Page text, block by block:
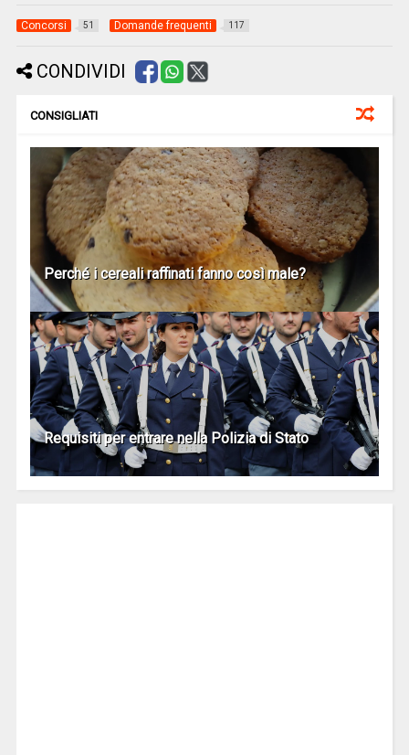
Concorsi 51 Domande frequenti 117
CONDIVIDI
CONSIGLIATI
Perché i cereali raffinati fanno così male?
Requisiti per entrare nella Polizia di Stato